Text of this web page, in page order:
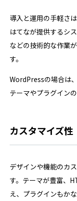
導入と運用の手軽さ
はてなが提供するシ
などの技術的な作業
す。
WordPressの場合は
テーマやプラグイン
カスタマイズ性
デザインや機能のカ
す。テーマが豊富、
え、プラグインもか